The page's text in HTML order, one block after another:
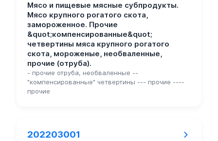
Мясо и пищевые мясные субпродукты.
Мясо крупного рогатого скота,
замороженное. Прочие
&quot;компенсированные&quot;
четвертины мяса крупного рогатого
скота, мороженые, необваленные,
прочие (отруба).
- прочие отруба, необваленные --
"компенсированные" четвертины --- прочие ----
прочие
202203001